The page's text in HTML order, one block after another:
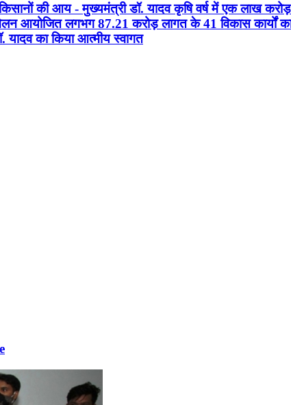
की आय - मुख्यमंत्री डॉ. यादव कृषि वर्ष में एक लाख
आयोजित लगभग 87.21 करोड़ लागत के 41 विकास कार्यों
यादव का किया आत्मीय स्वागत